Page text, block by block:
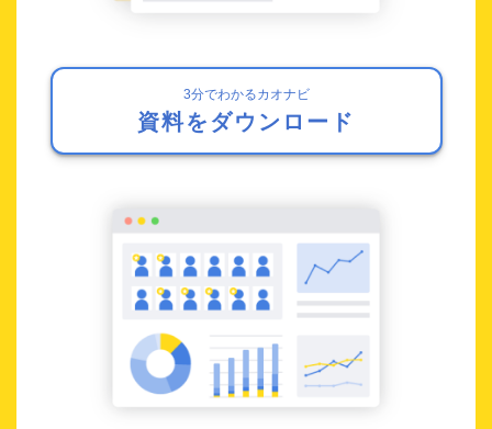
3分でわかるカオナビ
資料をダウンロード